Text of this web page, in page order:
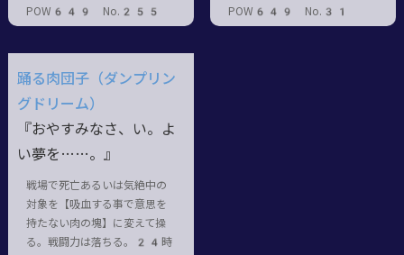
POW649 No.255
POW649 No.31
踊る肉団子（ダンプリン
グドリーム）
『おやすみなさ、い。よ
い夢を……。』
戦場で死亡あるいは気絶中の
対象を【吸血する事で意思を
持たない肉の塊】に変えて操
る。戦闘力は落ちる。24時